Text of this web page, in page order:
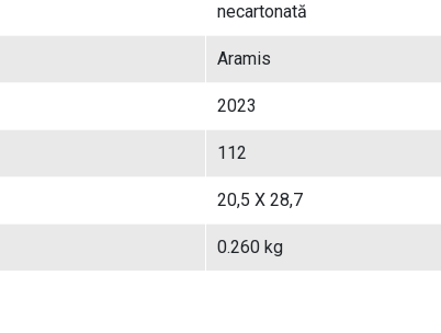
necartonată
Aramis
2023
112
20,5 X 28,7
0.260 kg